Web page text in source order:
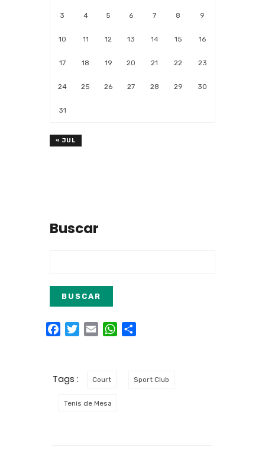
3 4 5 6 7 8 9
10 11 12 13 14 15 16
17 18 19 20 21 22 23
24 25 26 27 28 29 30
31
« JUL
Buscar
FacebookTwitter
Email WhatsApp
Tags : Court Sport Club
Tenis de Mesa